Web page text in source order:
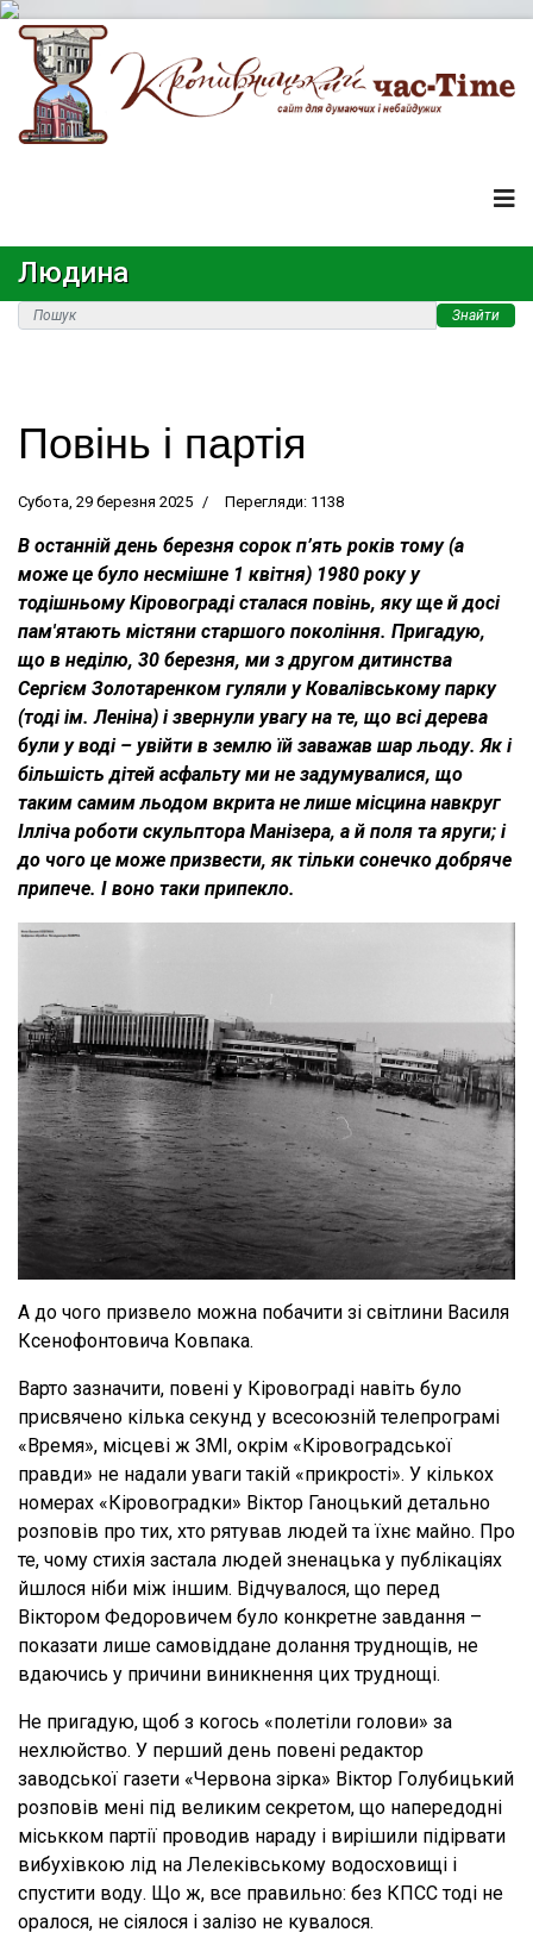
Людина
Знайти
Повінь і партія
Субота, 29 березня 2025 Перегляди: 1138
В останній день березня сорок п’ять років тому (а
може це було несмішне 1 квітня) 1980 року у
тодішньому Кіровограді сталася повінь, яку ще й досі
пам'ятають містяни старшого покоління. Пригадую,
що в неділю, 30 березня, ми з другом дитинства
Сергієм Золотаренком гуляли у Ковалівському парку
(тоді ім. Леніна) і звернули увагу на те, що всі дерева
були у воді – увійти в землю їй заважав шар льоду. Як і
більшість дітей асфальту ми не задумувалися, що
таким самим льодом вкрита не лише місцина навкруг
Ілліча роботи скульптора Манізера, а й поля та яруги; і
до чого це може призвести, як тільки сонечко добряче
припече. І воно таки припекло.
А до чого призвело можна побачити зі світлини Василя
Ксенофонтовича Ковпака.
Варто зазначити, повені у Кіровограді навіть було
присвячено кілька секунд у всесоюзній телепрограмі
«Время», місцеві ж ЗМІ, окрім «Кіровоградської
правди» не надали уваги такій «прикрості». У кількох
номерах «Кіровоградки» Віктор Ганоцький детально
розповів про тих, хто рятував людей та їхнє майно. Про
те, чому стихія застала людей зненацька у публікаціях
йшлося ніби між іншим. Відчувалося, що перед
Віктором Федоровичем було конкретне завдання –
показати лише самовіддане долання труднощів, не
вдаючись у причини виникнення цих труднощі.
Не пригадую, щоб з когось «полетіли голови» за
нехлюйство. У перший день повені редактор
заводської газети «Червона зірка» Віктор Голубицький
розповів мені під великим секретом, що напередодні
міськком партії проводив нараду і вирішили підірвати
вибухівкою лід на Лелеківському водосховищі і
спустити воду. Що ж, все правильно: без КПСС тоді не
оралося, не сіялося і залізо не кувалося.